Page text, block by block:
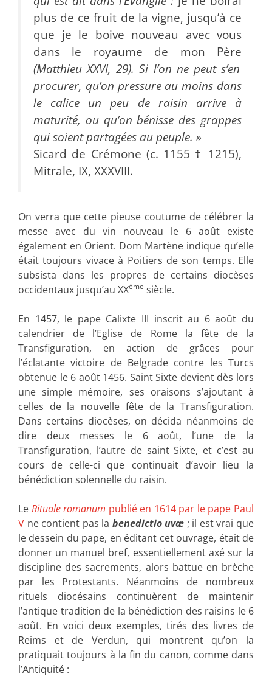
plus de ce fruit de la vigne, jusqu’à ce
que je le boive nouveau avec vous
dans le royaume de mon Père
(Matthieu XXVI, 29). Si l’on ne peut s’en
procurer, qu’on pressure au moins dans
le calice un peu de raisin arrive à
maturité, ou qu’on bénisse des grappes
qui soient partagées au peuple. »
Sicard de Crémone (c. 1155 † 1215),
Mitrale, IX, XXXVIII.
On verra que cette pieuse coutume de célébrer la
messe avec du vin nouveau le 6 août existe
également en Orient. Dom Martène indique qu’elle
était toujours vivace à Poitiers de son temps. Elle
subsista dans les propres de certains diocèses
occidentaux jusqu’au XXème siècle.
En 1457, le pape Calixte III inscrit au 6 août du
calendrier de l’Eglise de Rome la fête de la
Transfiguration, en action de grâces pour
l’éclatante victoire de Belgrade contre les Turcs
obtenue le 6 août 1456. Saint Sixte devient dès lors
une simple mémoire, ses oraisons s’ajoutant à
celles de la nouvelle fête de la Transfiguration.
Dans certains diocèses, on décida néanmoins de
dire deux messes le 6 août, l’une de la
Transfiguration, l’autre de saint Sixte, et c’est au
cours de celle-ci que continuait d’avoir lieu la
bénédiction solennelle du raisin.
Le Rituale romanum publié en 1614 par le pape Paul
V ne contient pas la benedictio uvæ ; il est vrai que
le dessein du pape, en éditant cet ouvrage, était de
donner un manuel bref, essentiellement axé sur la
discipline des sacrements, alors battue en brèche
par les Protestants. Néanmoins de nombreux
rituels diocésains continuèrent de maintenir
l’antique tradition de la bénédiction des raisins le 6
août. En voici deux exemples, tirés des livres de
Reims et de Verdun, qui montrent qu’on la
pratiquait toujours à la fin du canon, comme dans
l’Antiquité :